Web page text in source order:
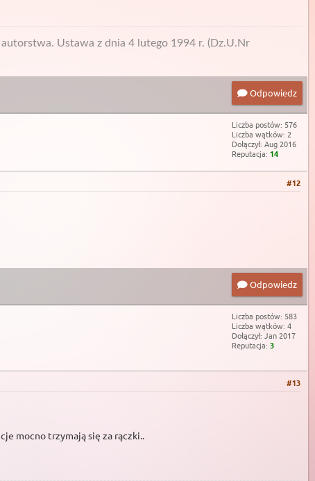
Ustawa z dnia 4 lutego 1994 r. (Dz.U.Nr
Odpowiedz
Liczba postów: 576
Liczba wątków: 2
Dołączył: Aug 2016
Reputacja: 14
#12
Odpowiedz
Liczba postów: 583
Liczba wątków: 4
Dołączył: Jan 2017
Reputacja: 3
#13
mocno trzymają się za rączki..